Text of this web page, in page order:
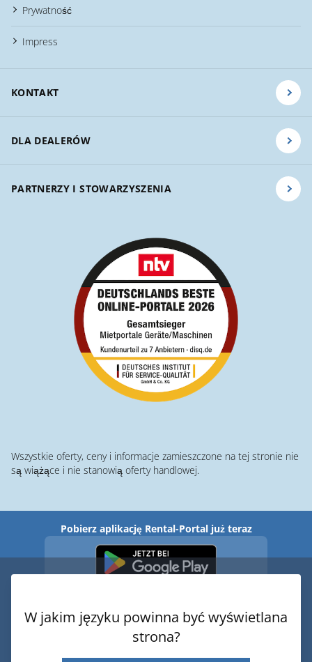
Prywatność
Impress
KONTAKT
DLA DEALERÓW
PARTNERZY I STOWARZYSZENIA
Wszystkie oferty, ceny i informacje zamieszczone na tej stronie nie
są wiążące i nie stanowią oferty handlowej.
Pobierz aplikację Rental-Portal już teraz
W jakim języku powinna być wyświetlana
strona?